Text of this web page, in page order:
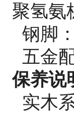
聚氢
钢脚
五金
保养说
实木